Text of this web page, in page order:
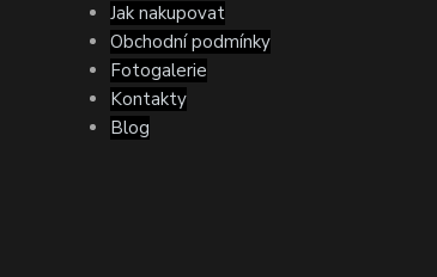
Jak nakupovat
Obchodní podmínky
Fotogalerie
Kontakty
Blog